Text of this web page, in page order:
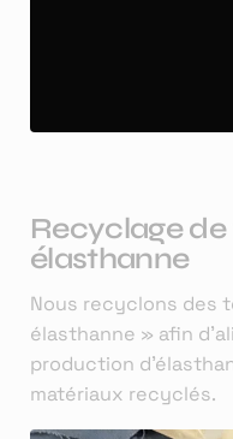
Recyclage
élasthanne
Nous recyclons des
élasthanne » afin
production
matériaux recyclés.